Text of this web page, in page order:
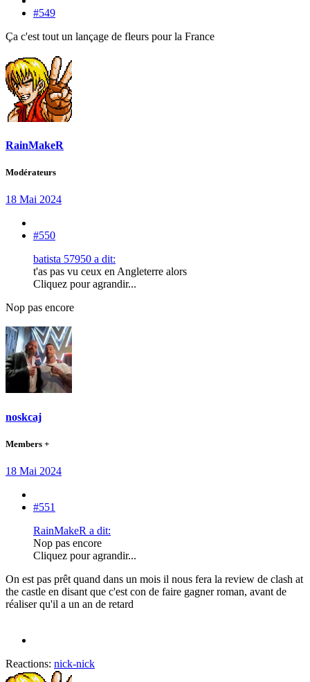
#549
Ça c'est tout un lançage de fleurs pour la France
RainMakeR
Modérateurs
18 Mai 2024
#550
batista 57950 a dit:
t'as pas vu ceux en Angleterre alors
Cliquez pour agrandir...
Nop pas encore
noskcaj
Members +
18 Mai 2024
#551
RainMakeR a dit:
Nop pas encore
Cliquez pour agrandir...
On est pas prêt quand dans un mois il nous fera la review de clash at
the castle en disant que c'est con de faire gagner roman, avant de
réaliser qu'il a un an de retard
Reactions: nick-nick